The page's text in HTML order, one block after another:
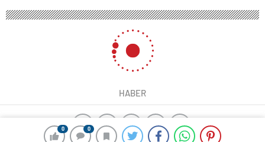
0 0
HABER